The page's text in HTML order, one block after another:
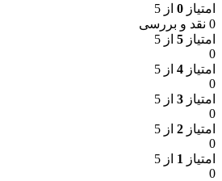
امتیاز 0 از 5
0 نقد و بررسی
امتیاز 5 از 5
0
امتیاز 4 از 5
0
امتیاز 3 از 5
0
امتیاز 2 از 5
0
امتیاز 1 از 5
0